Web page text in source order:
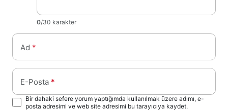
0/30 karakter
Ad *
E-Posta *
Bir dahaki sefere yorum yaptığımda kullanılmak üzere adımı, e-
posta adresimi ve web site adresimi bu tarayıcıya kaydet.